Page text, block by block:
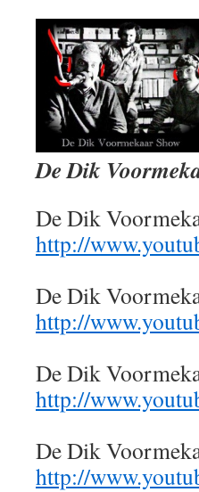
De Dik
De Dik
http://
De Dik
http://
De Dik
http://
De Dik
http://